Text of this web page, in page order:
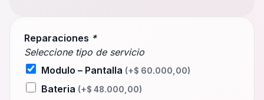
Reparaciones *
Seleccione tipo de servicio
Modulo – Pantalla (+$ 60.000,00)
Bateria (+$ 48.000,00)